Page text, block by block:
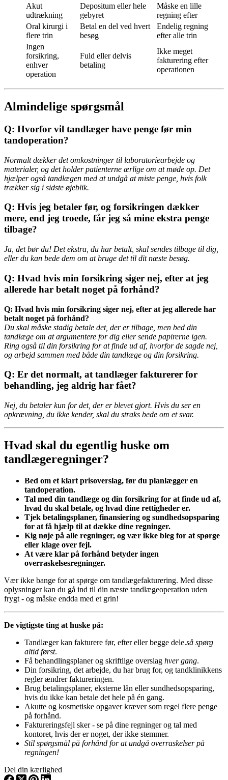
Akut
udtrækning
Depositum eller hele
gebyret
Måske en lille
regning efter
Oral kirurgi i
flere trin
Betal en del ved hvert
besøg
Endelig regning
efter alle trin
Ingen
forsikring,
enhver
operation
Fuld eller delvis
betaling
Ikke meget
fakturering efter
operationen
Almindelige spørgsmål
Q: Hvorfor vil tandlæger have penge før min
tandoperation?
Normalt dækker det omkostninger til laboratoriearbejde og
materialer, og det holder patienterne ærlige om at møde op. Det
hjælper også tandlægen med at undgå at miste penge, hvis folk
trækker sig i sidste øjeblik.
Q: Hvis jeg betaler før, og forsikringen dækker
mere, end jeg troede, får jeg så mine ekstra penge
tilbage?
Ja, det bør du! Det ekstra, du har betalt, skal sendes tilbage til dig,
eller du kan bede dem om at bruge det til dit næste besøg.
Q: Hvad hvis min forsikring siger nej, efter at jeg
allerede har betalt noget på forhånd?
Q: Hvad hvis min forsikring siger nej, efter at jeg allerede har
betalt noget på forhånd?
Du skal måske stadig betale det, der er tilbage, men bed din
tandlæge om at argumentere for dig eller sende papirerne igen.
Ring også til din forsikring for at finde ud af, hvorfor de sagde nej,
og arbejd sammen med både din tandlæge og din forsikring.
Q: Er det normalt, at tandlæger fakturerer for
behandling, jeg aldrig har fået?
Nej, du betaler kun for det, der er blevet gjort. Hvis du ser en
opkrævning, du ikke kender, skal du straks bede om et svar.
Hvad skal du egentlig huske om
tandlægeregninger?
Bed om et klart prisoverslag, før du planlægger en
tandoperation.
Tal med din tandlæge og din forsikring for at finde ud af,
hvad du skal betale, og hvad dine rettigheder er.
Tjek betalingsplaner, finansiering og sundhedsopsparing
for at få hjælp til at dække dine regninger.
Kig nøje på alle regninger, og vær ikke bleg for at spørge
eller klage over fejl.
At være klar på forhånd betyder ingen
overraskelsesregninger.
Vær ikke bange for at spørge om tandlægefakturering. Med disse
oplysninger kan du gå ind til din næste tandlægeoperation uden
frygt - og måske endda med et grin!
De vigtigste ting at huske på:
Tandlæger kan fakturere før, efter eller begge dele.så spørg
altid først.
Få behandlingsplaner og skriftlige overslag hver gang.
Din forsikring, det arbejde, du har brug for, og tandklinikkens
regler ændrer faktureringen.
Brug betalingsplaner, eksterne lån eller sundhedsopsparing,
hvis du ikke kan betale det hele på én gang.
Akutte og kosmetiske opgaver kræver som regel flere penge
på forhånd.
Faktureringsfejl sker - se på dine regninger og tal med
kontoret, hvis der er noget, der ikke stemmer.
Stil spørgsmål på forhånd for at undgå overraskelser på
regningen!
Del din kærlighed